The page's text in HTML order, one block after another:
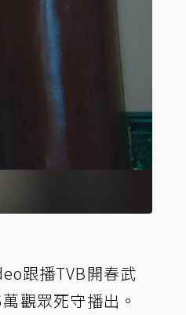
跟播TVB開春武
觀眾死守播出。